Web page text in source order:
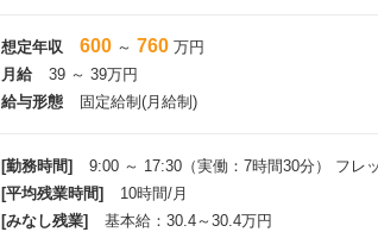
想定年収 600 ～ 760 万円
月給
39 ～ 39万円
給与形態
固定給制(月給制)
[勤務時間]
9:00 ～ 17:30（実働：7時間30分） フ
[平均残業時間]
10時間/月
[みなし残業]
基本給：30.4～30.4万円